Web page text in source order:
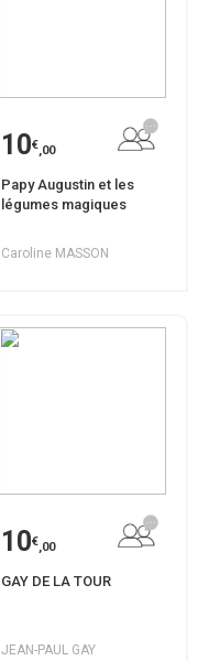
10€,00
Papy Augustin et les
légumes magiques
Caroline MASSON
10€,00
GAY DE LA TOUR
JEAN-PAUL GAY